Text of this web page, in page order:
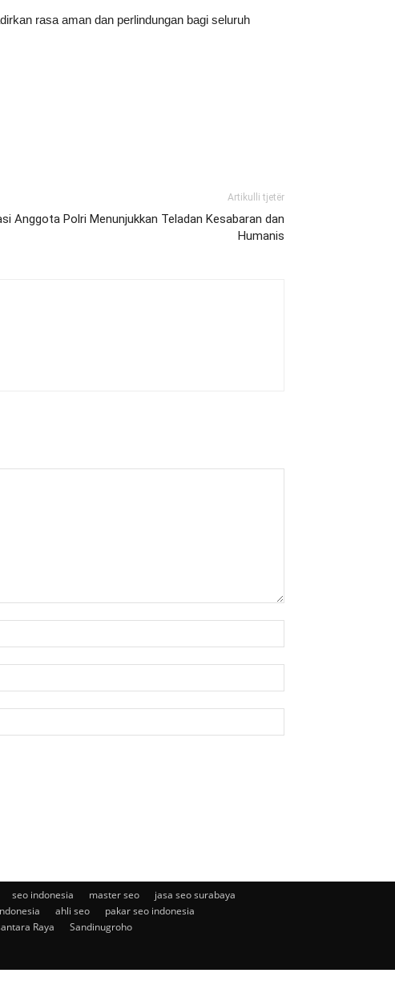
rasa aman dan perlindungan bagi seluruh
Artikulli tjetër
Anggota Polri Menunjukkan Teladan Kesabaran dan
Humanis
seo indonesia master seo
jasa seo surabaya
ahli seo
pakar seo indonesia
Raya Sandinugroho